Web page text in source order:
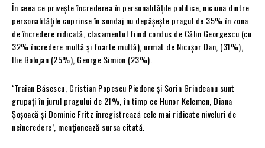
În ceea ce privește încrederea în personalitățile politice, niciuna dintre
personalitățile cuprinse în sondaj nu depășește pragul de 35% în zona
de încredere ridicată, clasamentul fiind condus de Călin Georgescu (cu
32% încredere multă și foarte multă), urmat de Nicușor Dan, (31%),
Ilie Bolojan (25%), George Simion (23%).
‘Traian Băsescu, Cristian Popescu Piedone și Sorin Grindeanu sunt
grupați în jurul pragului de 21%, în timp ce Hunor Kelemen, Diana
Șoșoacă și Dominic Fritz înregistrează cele mai ridicate niveluri de
neîncredere’, menționează sursa citată.